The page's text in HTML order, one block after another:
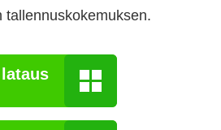
tallennuskokemuksen.